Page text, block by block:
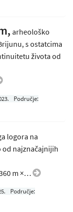
arheološko
s ostatcima
života od
.
Područje:
logora na
od najznačajnijih
m ×…
.
Područje: